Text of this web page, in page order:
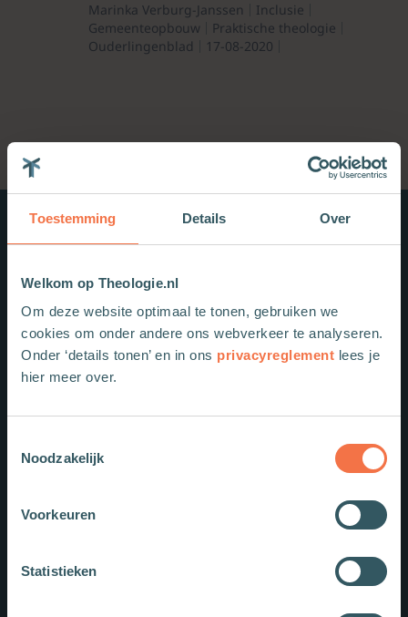
Toestemming Details Over
Welkom op Theologie.nl
Om deze website optimaal te tonen, gebruiken we
cookies om onder andere ons webverkeer te analyseren.
Onder ‘details tonen’ en in ons privacyreglement lees je
hier meer over.
Noodzakelijk
Voorkeuren
Statistieken
Marinka Verburg-Janssen
Inclusie
Gemeenteopbouw
Praktische theologie
Ouderlingenblad
17-08-2020
Nieuwe boeken